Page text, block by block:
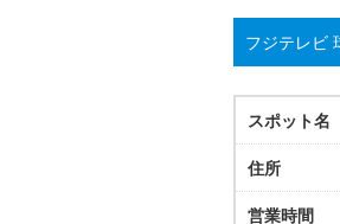
フジテレビ
スポット名
住所
営業時間